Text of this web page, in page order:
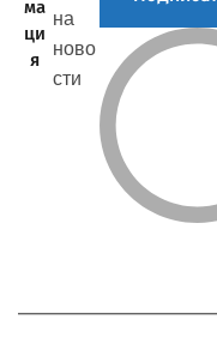
ма
ци
я
на
ново
сти